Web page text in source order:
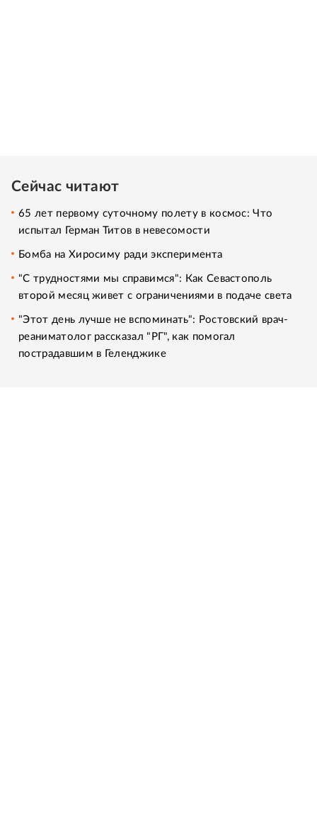
Сейчас читают
65 лет первому суточному полету в космос: Что
испытал Герман Титов в невесомости
Бомба на Хиросиму ради эксперимента
"С трудностями мы справимся": Как Севастополь
второй месяц живет с ограничениями в подаче света
"Этот день лучше не вспоминать": Ростовский врач-
реаниматолог рассказал "РГ", как помогал
пострадавшим в Геленджике